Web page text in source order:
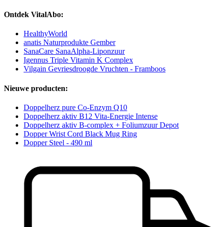
Ontdek VitalAbo:
HealthyWorld
anatis Naturprodukte Gember
SanaCare SanaAlpha-Liponzuur
Igennus Triple Vitamin K Complex
Vilgain Gevriesdroogde Vruchten - Framboos
Nieuwe producten:
Doppelherz pure Co-Enzym Q10
Doppelherz aktiv B12 Vita-Energie Intense
Doppelherz aktiv B-complex + Foliumzuur Depot
Dopper Wrist Cord Black Mug Ring
Dopper Steel - 490 ml